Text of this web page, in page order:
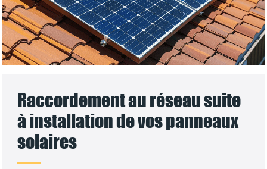
Raccordement au réseau suite
à installation de vos panneaux
solaires